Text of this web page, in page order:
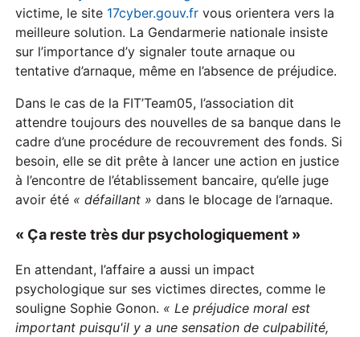
victime, le site 17cyber.gouv.fr vous orientera vers la
meilleure solution. La Gendarmerie nationale insiste
sur l’importance d’y signaler toute arnaque ou
tentative d’arnaque, même en l’absence de préjudice.
Dans le cas de la FIT’Team05, l’association dit
attendre toujours des nouvelles de sa banque dans le
cadre d’une procédure de recouvrement des fonds. Si
besoin, elle se dit prête à lancer une action en justice
à l’encontre de l’établissement bancaire, qu’elle juge
avoir été « défaillant » dans le blocage de l’arnaque.
« Ça reste très dur psychologiquement »
En attendant, l’affaire a aussi un impact
psychologique sur ses victimes directes, comme le
souligne Sophie Gonon. « Le préjudice moral est
important puisqu'il y a une sensation de culpabilité,